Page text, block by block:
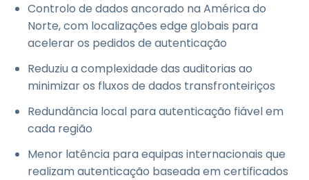
Controlo de dados ancorado na América do
Norte, com localizações edge globais para
acelerar os pedidos de autenticação
Reduziu a complexidade das auditorias ao
minimizar os fluxos de dados transfronteiriços
Redundância local para autenticação fiável em
cada região
Menor latência para equipas internacionais que
realizam autenticação baseada em certificados